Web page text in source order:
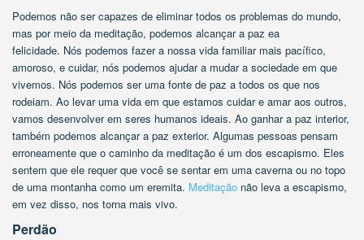
Podemos não ser capazes de eliminar todos os problemas do mundo,
mas por meio da meditação, podemos alcançar a paz ea
felicidade. Nós podemos fazer a nossa vida familiar mais pacífico,
amoroso, e cuidar, nós podemos ajudar a mudar a sociedade em que
vivemos. Nós podemos ser uma fonte de paz a todos os que nos
rodeiam. Ao levar uma vida em que estamos cuidar e amar aos outros,
vamos desenvolver em seres humanos ideais. Ao ganhar a paz interior,
também podemos alcançar a paz exterior. Algumas pessoas pensam
erroneamente que o caminho da meditação é um dos escapismo. Eles
sentem que ele requer que você se sentar em uma caverna ou no topo
de uma montanha como um eremita. Meditaçãonão leva a escapismo,
em vez disso, nos torna mais vivo.
Perdão